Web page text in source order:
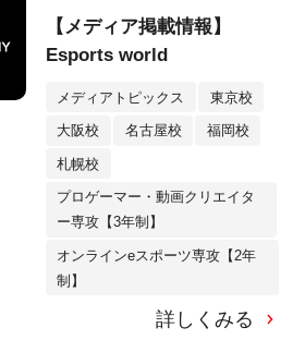
【メディア掲載情報】
Esports world
メディアトピックス 東京校
大阪校 名古屋校 福岡校
札幌校
プロゲーマー・動画クリエイタ
ー専攻【3年制】
オンラインeスポーツ専攻【2年
制】
詳しくみる